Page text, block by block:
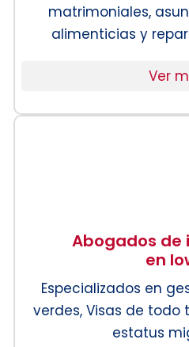
matrimoniales,
alimenticias y
Ver
Abogados de
en
Especializados en
verdes, Visas de todo
estatus